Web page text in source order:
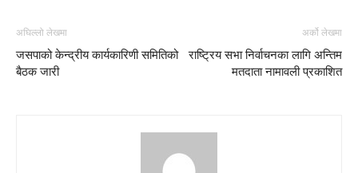
अघिल्लो लेखमा
जसपाको केन्द्रीय कार्यकारिणी समितिको
बैठक जारी
अर्को लेखमा
राष्ट्रिय सभा निर्वाचनका लागि अन्तिम
मतदाता नामावली प्रकाशित